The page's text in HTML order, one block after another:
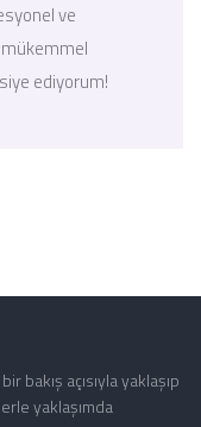
ve
mükemmel
ediyorum!
bakış açısıyla yaklaşıp
yaklaşımda